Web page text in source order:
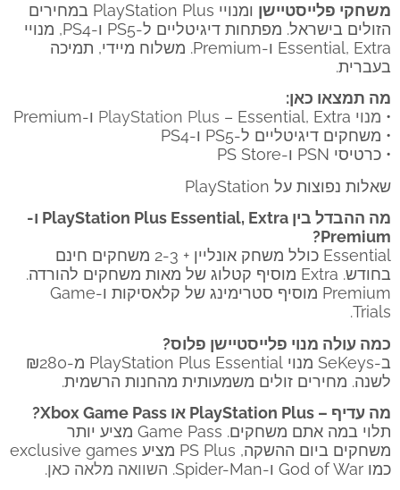
משחקי פלייסטיישן
ומנויי PlayStation Plus במחירים
הזולים בישראל. מפתחות דיגיטליים ל-PS5 ו-PS4, מנויי
Essential, Extra ו-Premium. משלוח מיידי, תמיכה
בעברית.
מה תמצאו כאן:
• מנוי PlayStation Plus – Essential, Extra ו-Premium
• משחקים דיגיטליים ל-PS5 ו-PS4
• כרטיסי PSN ו-PS Store
שאלות נפוצות על PlayStation
מה ההבדל בין PlayStation Plus Essential, Extra ו-
Premium?
Essential כולל משחק אונליין + 2-3 משחקים חינם
בחודש. Extra מוסיף קטלוג של מאות משחקים להורדה.
Premium מוסיף סטרימינג של קלאסיקות ו-Game
Trials.
כמה עולה מנוי פלייסטיישן פלוס?
ב-SeKeys מנוי PlayStation Plus Essential מ-₪280
לשנה. מחירים זולים משמעותית מהחנות הרשמית.
מה עדיף – PlayStation Plus או Xbox Game Pass?
תלוי במה אתם משחקים. Game Pass מציע יותר
משחקים ביום ההשקה, PS Plus מציע exclusive games
כמו God of War ו-Spider-Man.
השוואה מלאה כאן.